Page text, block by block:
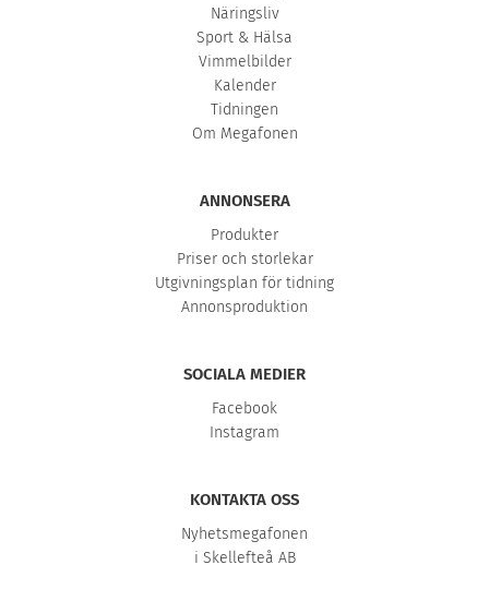
Näringsliv
Sport & Hälsa
Vimmelbilder
Kalender
Tidningen
Om Megafonen
ANNONSERA
Produkter
Priser och storlekar
Utgivningsplan för tidning
Annonsproduktion
SOCIALA MEDIER
Facebook
Instagram
KONTAKTA OSS
Nyhetsmegafonen
i Skellefteå AB